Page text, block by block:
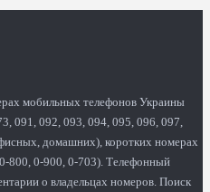
мобильных телефонов Украины
091, 092, 093, 094, 095, 096, 097,
домашних), коротких номерах
800, 0-900, 0-703). Телефонный
о владельцах номеров. Поиск